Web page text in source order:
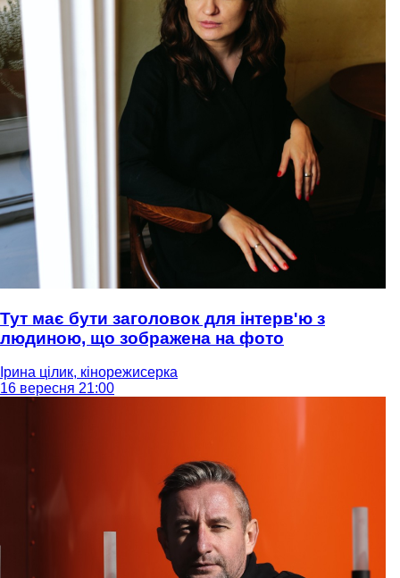
Тут має бути заголовок для інтерв'ю з
людиною, що зображена на фото
Ірина цілик, кінорежисерка
16 вересня 21:00